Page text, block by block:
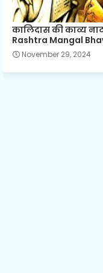
कालिदास की काव्य
Rashtra Mangal
November 29, 2024